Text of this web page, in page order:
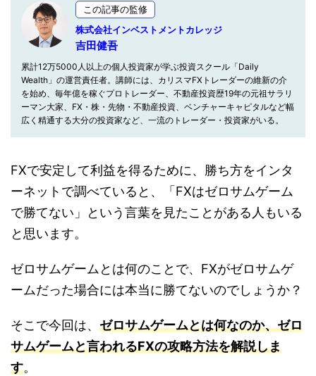
この記事の監修
株式会社インベストメントカレッジ
吉田健吾
累計12万5000人以上の個人投資家が学ぶ投資スクール「Daily
Wealth」の運営責任者。講師には、カリスマFXトレーダーの維新の介
を始め、毎年億を稼ぐプロトレーダー、不動産投資歴19年の元祖サラリ
ーマン大家、FX・株・先物・不動産投資、ベンチャーキャピタルなど幅
広く精通する大分の投資家など、一流のトレーダー・投資家がいる。
FXで安定して利益を得るために、勝ち方をインタ
ーネットで調べていると、「FXはゼロサムゲーム
で勝てない」という言葉を見たことがある人もいる
と思います。
ゼロサムゲームとは何のことで、FXがゼロサムゲ
ームだった場合には本当に勝てないのでしょうか？
そこで今回は、 ゼロサムゲームとは何なのか、ゼロ
サムゲームと言われるFXの攻略方法を解説しま
す。